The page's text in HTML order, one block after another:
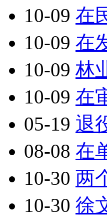
10-09 在
10-09 在
10-09 林
10-09 在
05-19 退
08-08 在
10-30 两
10-30 徐